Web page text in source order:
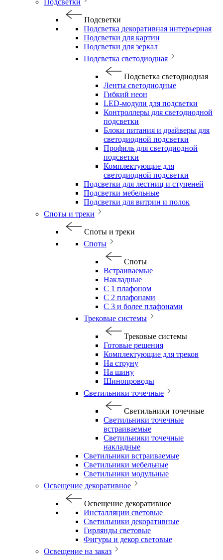
Подсветки
Подсветки
Подсветка декоративная интерьерная
Подсветки для картин
Подсветки для зеркал
Подсветка светодиодная
Подсветка светодиодная
Ленты светодиодные
Гибкий неон
LED-модули для подсветки
Контроллеры для светодиодной
подсветки
Блоки питания и драйверы для
светодиодной подсветки
Профиль для светодиодной
подсветки
Комплектующие для
светодиодной подсветки
Подсветки для лестниц и ступеней
Подсветки мебельные
Подсветки для витрин и полок
Споты и треки
Споты и треки
Споты
Споты
Встраиваемые
Накладные
С 1 плафоном
С 2 плафонами
С 3 и более плафонами
Трековые системы
Трековые системы
Готовые решения
Комплектующие для треков
На струну
На шину
Шинопроводы
Светильники точечные
Светильники точечные
Светильники точечные
встраиваемые
Светильники точечные
накладные
Светильники встраиваемые
Светильники мебельные
Светильники модульные
Освещение декоративное
Освещение декоративное
Инсталляции световые
Светильники декоративные
Гирлянды световые
Фигуры и декор световые
Освещение на заказ